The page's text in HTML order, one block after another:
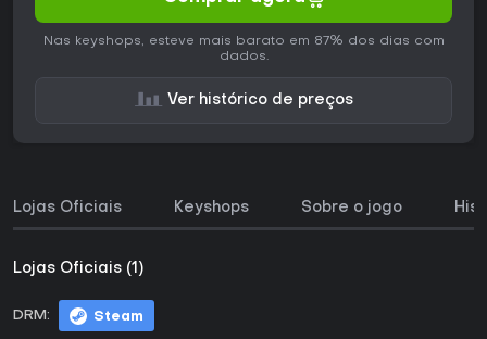
Nas keyshops, esteve mais barato em 87% dos dias com
dados.
Ver histórico de preços
Lojas Oficiais Keyshops Sobre o jogo
Lojas Oficiais (1)
DRM: Steam